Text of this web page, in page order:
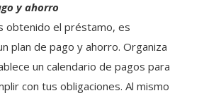
y ahorro
obtenido el préstamo, es
plan de pago y ahorro. Organiza
un calendario de pagos para
con tus obligaciones. Al mismo